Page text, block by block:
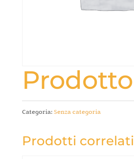
Prodotto
Categoria:Senza categoria
Prodotti correlati